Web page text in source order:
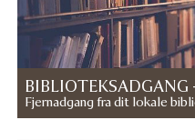
BIBLIOTEKSADGANG
Fjernadgang fra dit lokale